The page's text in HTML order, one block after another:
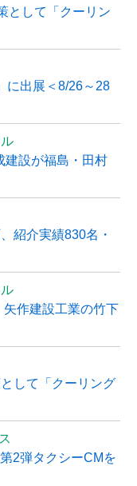
として「クーリン
に出展＜8/26～28
建設が福島・田村
紹介実績830名・
矢作建設工業の竹下
して「クーリング
2弾タクシーCMを